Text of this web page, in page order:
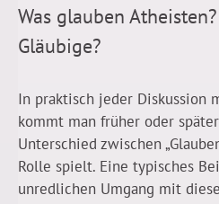
Was glauben
Gläubige?
In praktisch jeder Diskussion
kommt man früher oder
Unterschied zwischen
Rolle spielt. Eine typisches
unredlichen Umgang mit